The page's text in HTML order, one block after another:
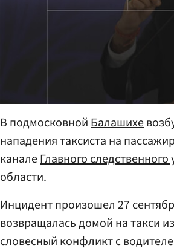
В подмосковнойБалашихе
нападения таксиста на
каналеГлавного
области.
Инцидент произошел 27
возвращалась домой на такси из
словесный конфликт с